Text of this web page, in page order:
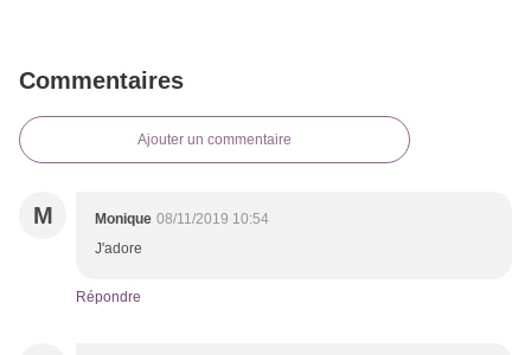
Commentaires
Ajouter un commentaire
M Monique 08/11/2019 10:54
J'adore
Répondre